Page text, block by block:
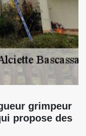
grimpeur
propose des